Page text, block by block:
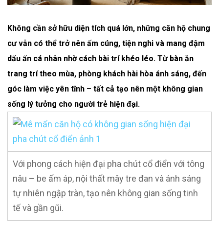
Không cần sở hữu diện tích quá lớn, những căn hộ chung
cư vẫn có thể trở nên ấm cúng, tiện nghi và mang đậm
dấu ấn cá nhân nhờ cách bài trí khéo léo. Từ bàn ăn
trang trí theo mùa, phòng khách hài hòa ánh sáng, đến
góc làm việc yên tĩnh – tất cả tạo nên một không gian
sống lý tưởng cho người trẻ hiện đại.
Với phong cách hiện đại pha chút cổ điển với tông
nâu – be ấm áp, nội thất mây tre đan và ánh sáng
tự nhiên ngập tràn, tạo nên không gian sống tinh
tế và gần gũi.